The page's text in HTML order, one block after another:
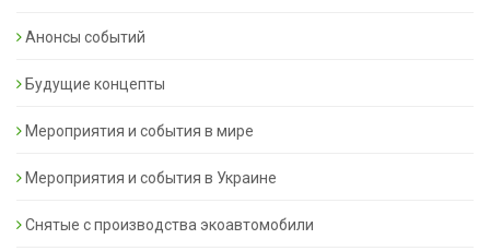
Анонсы событий
Будущие концепты
Мероприятия и события в мире
Мероприятия и события в Украине
Снятые с производства экоавтомобили